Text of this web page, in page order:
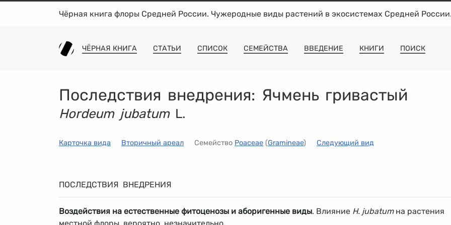
Чёрная книга флоры Средней России. Чужеродные виды растений в экосистемах Средней
ЧЁРНАЯ КНИГА СТАТЬИ СПИСОК СЕМЕЙСТВА ВВЕДЕНИЕ КНИГИ ПОИСК
Последствия внедрения: Ячмень гривастый
Hordeum jubatumL.
Карточка вида Вторичный ареал Семейство Poaceae (Gramineae) Следующий вид
ПОСЛЕДСТВИЯ ВНЕДРЕНИЯ
Воздействия на естественные фитоценозы и аборигенные виды. Влияние H. jubatumна растения